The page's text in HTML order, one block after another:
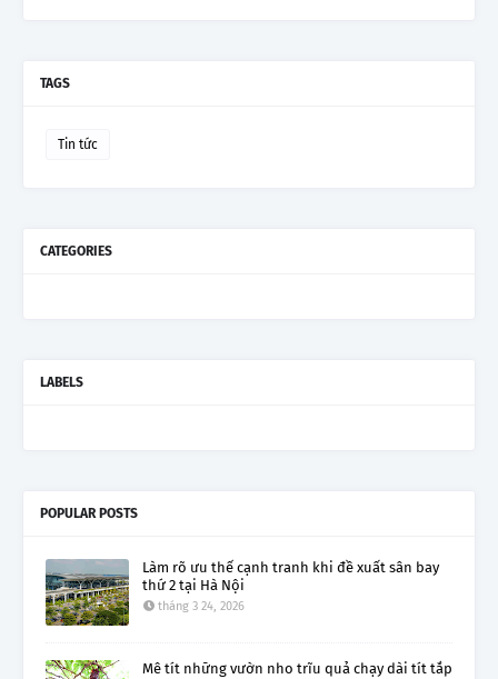
TAGS
Tin tức
CATEGORIES
LABELS
POPULAR POSTS
Làm rõ ưu thế cạnh tranh khi đề xuất sân bay
thứ 2 tại Hà Nội
tháng 3 24, 2026
Mê tít những vườn nho trĩu quả chạy dài tít tắp